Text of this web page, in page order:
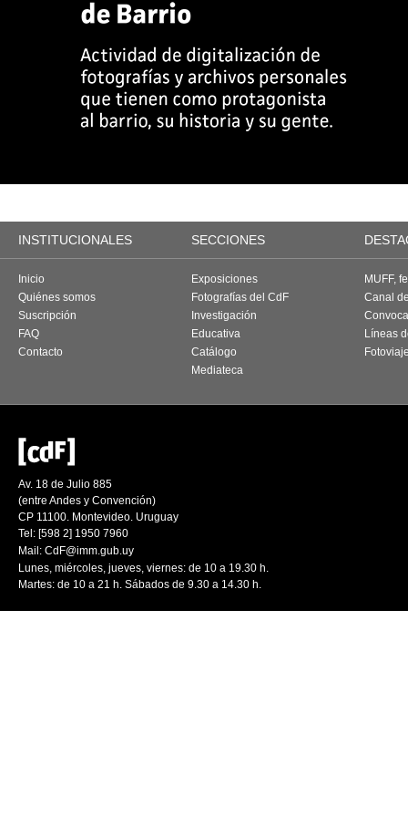
INSTITUCIONALES SECCIONES
Inicio
Quiénes somos
Suscripción
FAQ
Contacto
Exposiciones
Fotografías del CdF
Investigación
Educativa
Catálogo
Mediateca
MUFF,
Canal
Líneas
Av. 18 de Julio 885
(entre Andes y Convención)
CP 11100. Montevideo. Uruguay
Tel: [598 2] 1950 7960
Mail: CdF@imm.gub.uy
Lunes, miércoles, jueves, viernes: de 10 a 19.30 h.
Martes: de 10 a 21 h. Sábados de 9.30 a 14.30 h.